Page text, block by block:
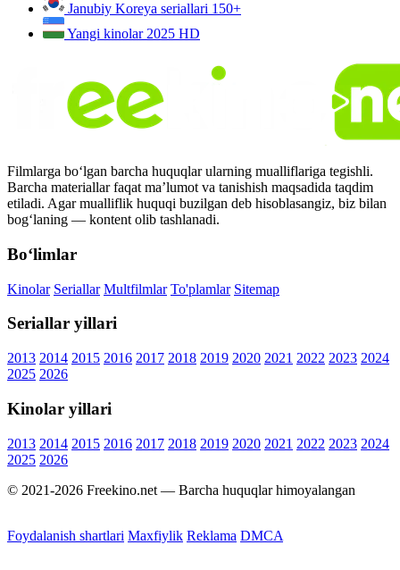
Janubiy Koreya seriallari 150+
Yangi kinolar 2025 HD
Filmlarga bo‘lgan barcha huquqlar ularning mualliflariga tegishli.
Barcha materiallar faqat ma’lumot va tanishish maqsadida taqdim
etiladi. Agar mualliflik huquqi buzilgan deb hisoblasangiz, biz bilan
bog‘laning — kontent olib tashlanadi.
Bo‘limlar
Kinolar Seriallar Multfilmlar To'plamlar Sitemap
Seriallar yillari
2013 2014 2015 2016 2017 2018 2019 2020 2021 2022 2023 2024
2025 2026
Kinolar yillari
2013 2014 2015 2016 2017 2018 2019 2020 2021 2022 2023 2024
2025 2026
© 2021-2026 Freekino.net — Barcha huquqlar himoyalangan
Foydalanish shartlari Maxfiylik Reklama DMCA